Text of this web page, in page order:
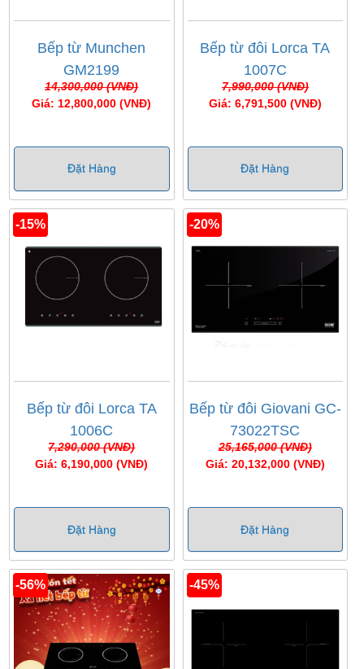
Bếp từ Munchen
GM2199
14,300,000 (VNĐ)
Giá: 12,800,000 (VNĐ)
Đặt Hàng
Bếp từ đôi Lorca TA
1007C
7,990,000 (VNĐ)
Giá: 6,791,500 (VNĐ)
Đặt Hàng
-15%
Bếp từ đôi Lorca TA
1006C
7,290,000 (VNĐ)
Giá: 6,190,000 (VNĐ)
Đặt Hàng
-20%
Bếp từ đôi Giovani GC-
73022TSC
25,165,000 (VNĐ)
Giá: 20,132,000 (VNĐ)
Đặt Hàng
-56% -45%